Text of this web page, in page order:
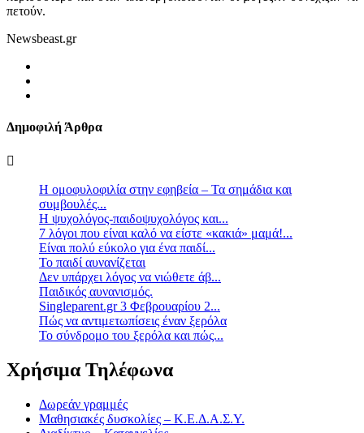
πετούν.
Newsbeast.gr
Δημοφιλή Άρθρα
Η ομοφυλοφιλία στην εφηβεία – Τα σημάδια και
συμβουλές...
Η ψυχολόγος-παιδοψυχολόγος και...
7 λόγοι που είναι καλό να είστε «κακιά» μαμά!...
Είναι πολύ εύκολο για ένα παιδί...
Το παιδί αυνανίζεται
Δεν υπάρχει λόγος να νιώθετε άβ...
Παιδικός αυνανισμός.
Singleparent.gr 3 Φεβρουαρίου 2...
Πώς να αντιμετωπίσεις έναν ξερόλα
Το σύνδρομο του ξερόλα και πώς...
Χρήσιμα Τηλέφωνα
Δωρεάν γραμμές
Μαθησιακές δυσκολίες – Κ.Ε.Δ.Α.Σ.Υ.